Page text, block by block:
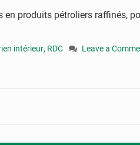
produits pétroliers raffinés,
intérieur, RDC
Leave a